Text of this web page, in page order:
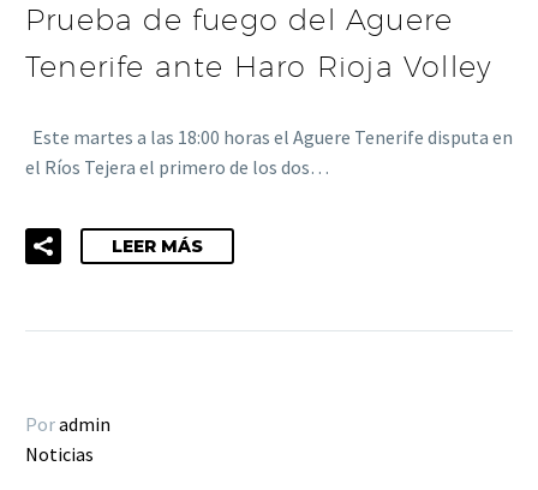
Prueba de fuego del Aguere
Tenerife ante Haro Rioja Volley
Este martes a las 18:00 horas el Aguere Tenerife disputa en
el Ríos Tejera el primero de los dos…
LEER MÁS
Poradmin
Noticias